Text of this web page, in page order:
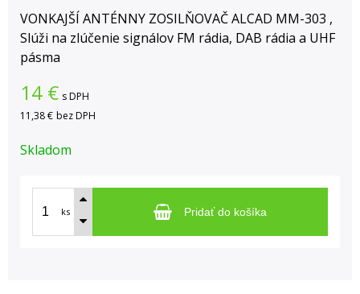
VONKAJŠÍ ANTÉNNY ZOSILŇOVAČ ALCAD MM-303 ,
Slúži na zlúčenie signálov FM rádia, DAB rádia a UHF
pásma
14 € s DPH
11,38 € bez DPH
Skladom
ks Pridať do košíka